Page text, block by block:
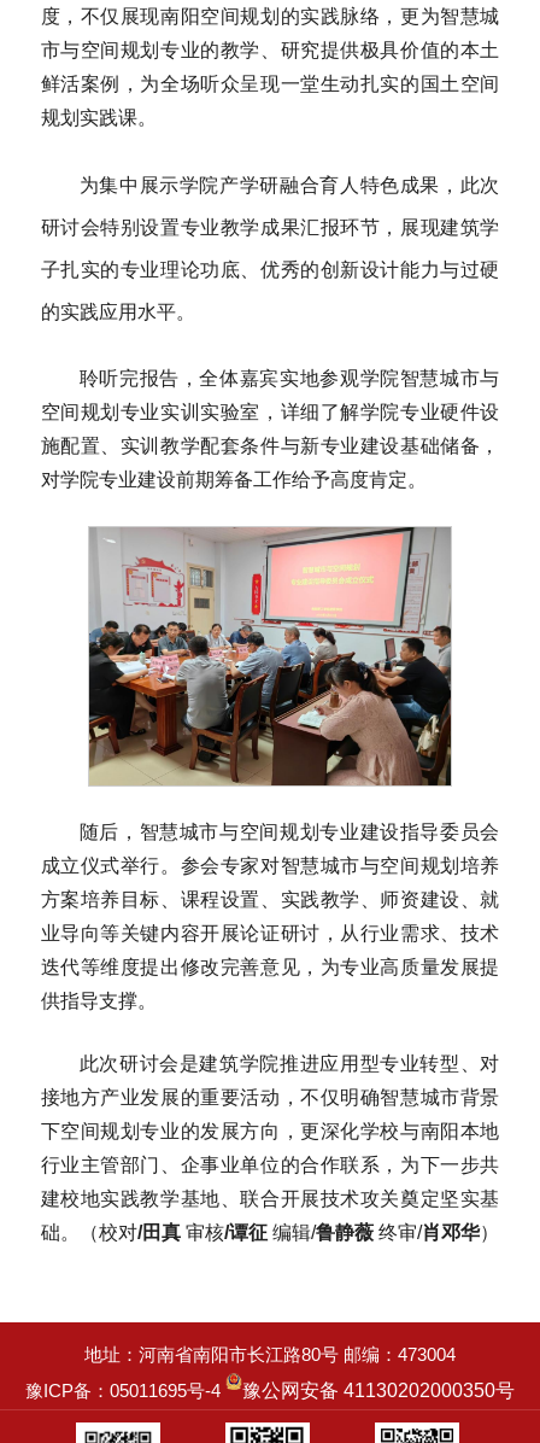
度，不仅展现南阳空间规划的实践脉络，更为智慧城
市与空间规划专业的教学、研究提供极具价值的本土
鲜活案例，为全场听众呈现一堂生动扎实的国土空间
规划实践课。
为集中展示学院产学研融合育人特色成果，此次
研讨会特别设置专业教学成果汇报环节，展现建筑学
子扎实的专业理论功底、优秀的创新设计能力与过硬
的实践应用水平。
聆听完报告，全体嘉宾实地参观学院智慧城市与
空间规划专业实训实验室，详细了解学院专业硬件设
施配置、实训教学配套条件与新专业建设基础储备，
对学院专业建设前期筹备工作给予高度肯定。
随后，智慧城市与空间规划专业建设指导委员会
成立仪式举行。参会专家对智慧城市与空间规划培养
方案培养目标、课程设置、实践教学、师资建设、就
业导向等关键内容开展论证研讨，从行业需求、技术
迭代等维度提出修改完善意见，为专业高质量发展提
供指导支撑。
此次研讨会是建筑学院推进应用型专业转型、对
接地方产业发展的重要活动，不仅明确智慧城市背景
下空间规划专业的发展方向，更深化学校与南阳本地
行业主管部门、企事业单位的合作联系，为下一步共
建校地实践教学基地、联合开展技术攻关奠定坚实基
础。（校对/田真审核/谭征 编辑/鲁静薇 终审/肖邓华）
地址：河南省南阳市长江路80号 邮编：473004
豫ICP备：05011695号-4
豫公网安备 41130202000350号